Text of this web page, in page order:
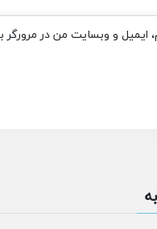
ایمیل و وبسایت من در